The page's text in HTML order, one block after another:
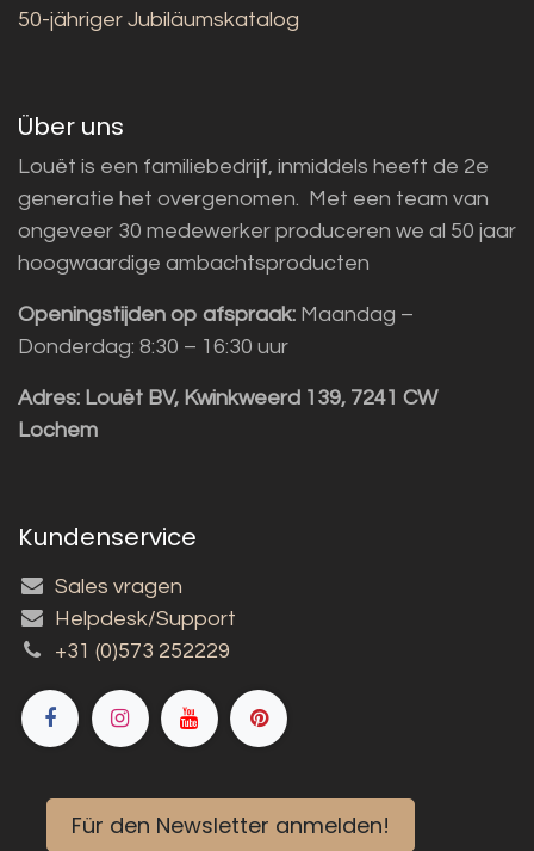
50-jähriger Jubiläumskatalog
Über uns
Louët is een familiebedrijf, inmiddels heeft de 2e
generatie het overgenomen. Met een team van
ongeveer 30 medewerker produceren we al 50 jaar
hoogwaardige ambachtsproducten
Openingstijden op afspraak: Maandag –
Donderdag: 8:30 – 16:30 uur
Adres: Louët BV, Kwinkweerd 139, 7241 CW
Lochem
Kundenservice
Sales vragen
Helpdesk/Support
+31 (0)573 252229
Für den Newsletter anmelden!